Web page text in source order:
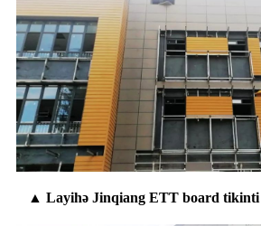
▲ Layihə Jinqiang ETT board tikinti